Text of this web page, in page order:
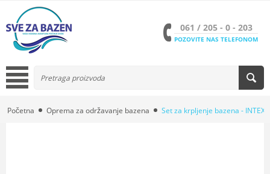
061 / 205 - 0 - 203
POZOVITE NAS TELEFONOM
Početna Oprema za održavanje bazena Set za krpljenje bazena - INTEX